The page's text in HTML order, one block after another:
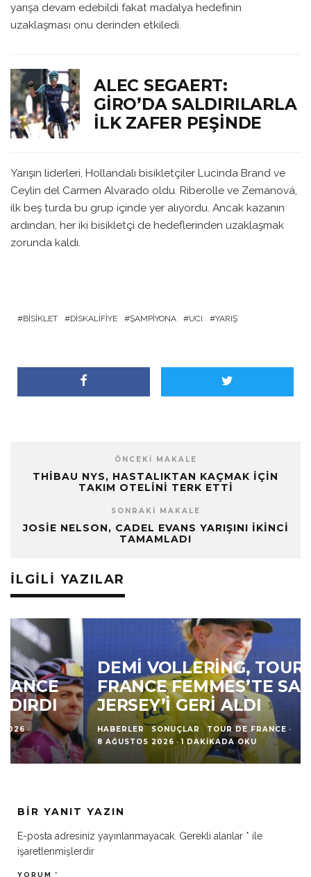
yarışa devam edebildi fakat madalya hedefinin
uzaklaşması onu derinden etkiledi.
ALEC SEGAERT:
GIRO’DA SALDIRILARLA
İLK ZAFER PEŞINDE
Yarışın liderleri, Hollandalı bisikletçiler Lucinda Brand ve
Ceylin del Carmen Alvarado oldu. Riberolle ve Zemanová,
ilk beş turda bu grup içinde yer alıyordu. Ancak kazanın
ardından, her iki bisikletçi de hedeflerinden uzaklaşmak
zorunda kaldı.
BISIKLET DISKALIFIYE ŞAMPIYONA UCI YARIŞ
ÖNCEKI MAKALE
THIBAU NYS, HASTALIKTAN KAÇMAK IÇIN
TAKIM OTELINI TERK ETTI
SONRAKI MAKALE
JOSIE NELSON, CADEL EVANS YARIŞINI İKINCI
TAMAMLADI
İLGILI YAZILAR
DEMI VOLLERING, TOUR DE
FRANCE FEMMES’TE SARI
JERSEY’I GERI ALDI
HABERLER SONUÇLAR TOUR DE FRANCE ·
8 AĞUSTOS 2026 · 1 DAKIKADA OKU
BIR YANIT YAZIN
E-posta adresiniz yayınlanmayacak. Gerekli alanlar * ile
işaretlenmişlerdir
YORUM *